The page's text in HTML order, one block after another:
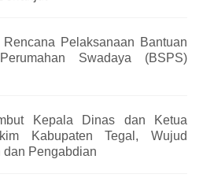
Pelaksanaan Bantuan
Swadaya (BSPS)
Kepala Dinas dan Ketua
Kabupaten Tegal, Wujud
dan Pengabdian